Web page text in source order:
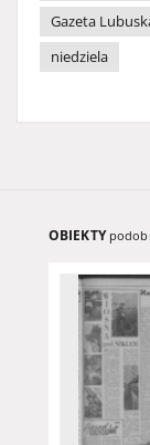
Gazeta
niedziela
OBIEKTY